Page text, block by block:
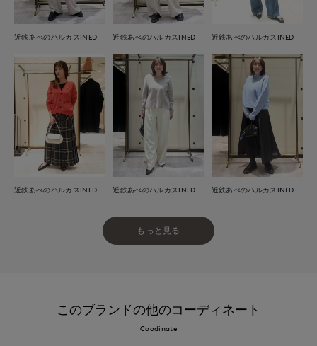
近鉄あべのハルカスINED 近鉄あべのハルカスINED 近鉄あべのハルカスINED
近鉄あべのハルカスINED 近鉄あべのハルカスINED 近鉄あべのハルカスINED
もっと見る
このブランドの他のコーディネート
Coodinate